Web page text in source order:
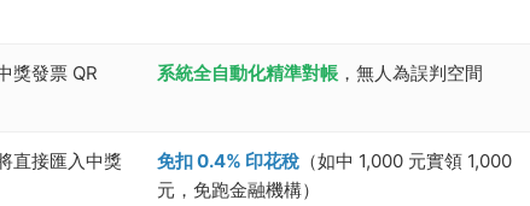
獎發票 QR
系統全自動化精準對帳 ，無人為誤判空間
直接匯入中獎
免扣 0.4% 印花稅 （如中 1,000 元實領 1,000
元，免跑金融機構）